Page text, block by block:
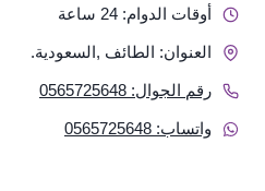
أوقات الدوام: 24 ساعة
العنوان: الطائف ,السعودية.
رقم الجوال: 0565725648
واتساب: 0565725648